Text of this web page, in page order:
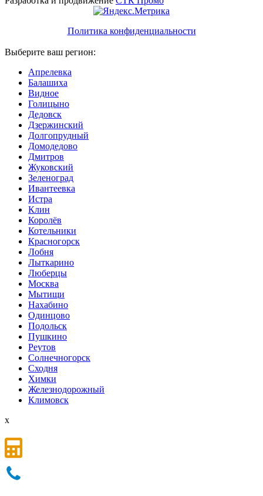
Политика конфиденциальности
Выберите ваш регион:
Апрелевка
Балашиха
Видное
Голицыно
Дедовск
Дзержинский
Долгопрудный
Домодедово
Дмитров
Жуковский
Зеленоград
Ивантеевка
Истра
Клин
Королёв
Котельники
Красногорск
Лобня
Лыткарино
Люберцы
Мoсква
Мытищи
Нахабино
Одинцово
Подольск
Пушкино
Реутов
Солнечногорск
Сходня
Химки
Железнодорожный
Климовск
x